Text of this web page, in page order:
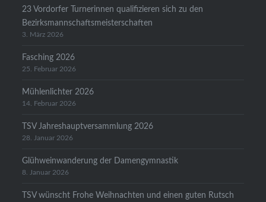
23 Vordorfer Turnerinnen qualifizieren sich zu den
Bezirksmannschaftsmeisterschaften
3. März 2026
Fasching 2026
25. Februar 2026
Mühlenlichter 2026
14. Februar 2026
TSV Jahreshauptversammlung 2026
28. Januar 2026
Glühweinwanderung der Damengymnastik
8. Januar 2026
TSV wünscht Frohe Weihnachten und einen guten Rutsch